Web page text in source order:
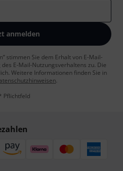
anmelden
stimmen Sie dem Erhalt von E-Mail-
E-Mail-Nutzungsverhaltens zu. Die
Weitere Informationen finden Sie in
.
Pflichtfeld